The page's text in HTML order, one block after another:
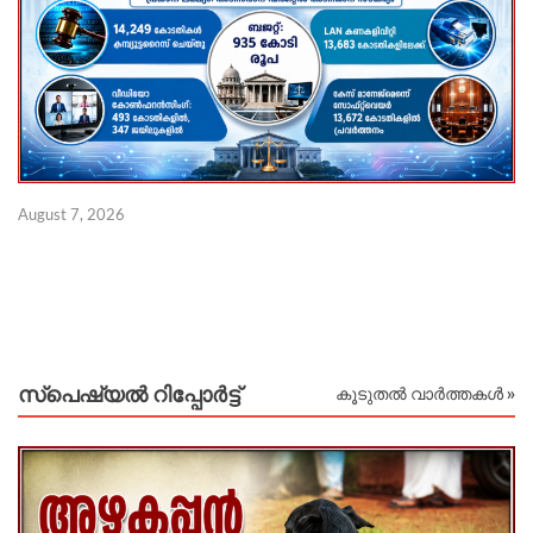
August 7, 2026
സ്പെഷ്യൽ റിപ്പോര്‍ട്ട് കൂടുതൽ വാർത്തകൾ »